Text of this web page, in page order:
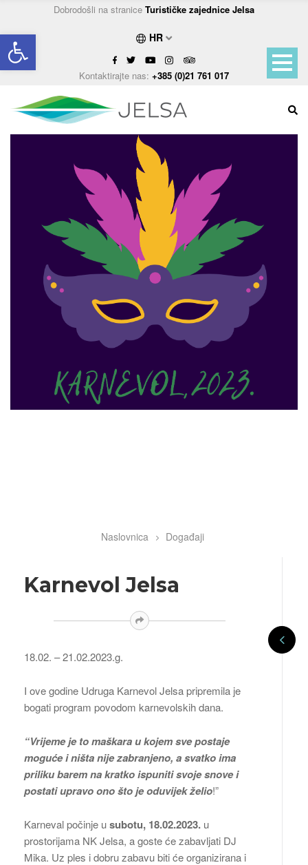
Open toolbar
Dobrodošli na stranice Turističke zajednice Jelsa
HR
Kontaktirajte nas: +385 (0)21 761 017
BreadcrumbNaslovnica Događaji
Karnevol Jelsa
18.02. – 21.02.2023.g.
I ove godine Udruga Karnevol Jelsa pripremila je
bogati program povodom karnevolskih dana.
“Vrijeme je to maškara u kojem sve postaje
moguće i ništa nije zabranjeno, a svatko ima
priliku barem na kratko ispuniti svoje snove i
postati upravo ono što je oduvijek želio!”
Karneval počinje usubotu, 18.02.2023. u
prostorijama NK Jelsa, a goste će zabavljati DJ
Mika. Uz ples i dobru zabavu biti će organizirana i